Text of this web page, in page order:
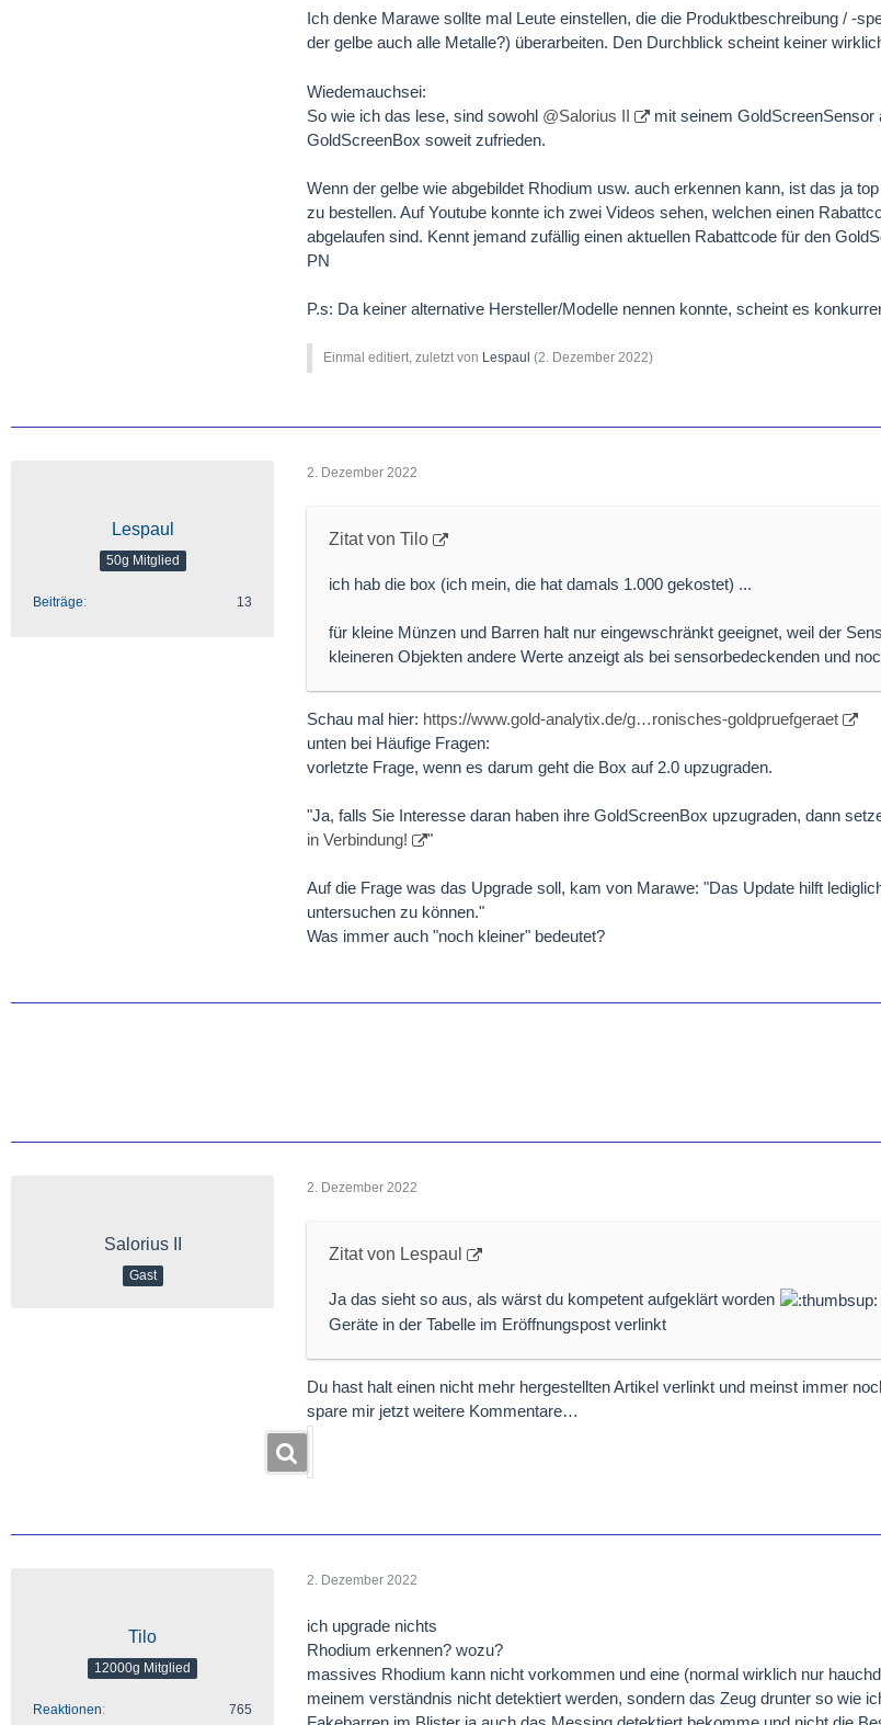
Ich denke Marawe sollte mal Leute einstellen, die die Produktbeschreibung / -
der gelbe auch alle Metalle?) überarbeiten. Den Durchblick scheint keiner
Wiedemauchsei:
So wie ich das lese, sind sowohl @Salorius II mit seinem GoldScreenSensor
GoldScreenBox soweit zufrieden.
Wenn der gelbe wie abgebildet Rhodium usw. auch erkennen kann, ist das ja
zu bestellen. Auf Youtube konnte ich zwei Videos sehen, welchen einen
abgelaufen sind. Kennt jemand zufällig einen aktuellen Rabattcode für den
PN
P.s: Da keiner alternative Hersteller/Modelle nennen konnte, scheint es
Einmal editiert, zuletzt von Lespaul (2. Dezember 2022)
Lespaul
50g Mitglied
Beiträge 13
2. Dezember 2022
Zitat von Tilo
ich hab die box (ich mein, die hat damals 1.000 gekostet) ...
für kleine Münzen und Barren halt nur eingewschränkt geeignet, weil der
kleineren Objekten andere Werte anzeigt als bei sensorbedeckenden und
Schau mal hier: https://www.gold-analytix.de/g…ronisches-goldpruefgeraet
unten bei Häufige Fragen:
vorletzte Frage, wenn es darum geht die Box auf 2.0 upzugraden.
"Ja, falls Sie Interesse daran haben ihre GoldScreenBox upzugraden, dann
in Verbindung!
"
Auf die Frage was das Upgrade soll, kam von Marawe: "Das Update hilft
untersuchen zu können."
Was immer auch "noch kleiner" bedeutet?
Salorius II
Gast
2. Dezember 2022
Zitat von Lespaul
Ja das sieht so aus, als wärst du kompetent aufgeklärt worden
Geräte in der Tabelle im Eröffnungspost verlinkt
Du hast halt einen nicht mehr hergestellten Artikel verlinkt und meinst immer
spare mir jetzt weitere Kommentare…
Tilo
12000g Mitglied
Reaktionen 765
2. Dezember 2022
ich upgrade nichts
Rhodium erkennen? wozu?
massives Rhodium kann nicht vorkommen und eine (normal wirklich nur
meinem verständnis nicht detektiert werden, sondern das Zeug drunter so wie